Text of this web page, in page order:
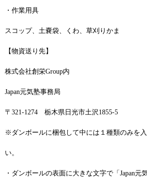
・作業用具
スコップ、土嚢袋、くわ、草刈りかま
【物資送り先】
株式会社創栄Group内
Japan元気塾事務局
〒321-1274 栃木県日光市土沢1855-5
※ダンボールに梱包して中には１種類のみを
い。
・ダンボールの表面に大きな文字で「Japan元